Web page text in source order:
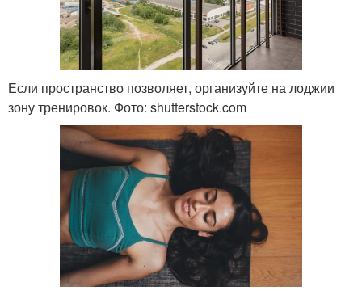
Если пространство позволяет, организуйте на лоджии
зону тренировок. Фото: shutterstock.com